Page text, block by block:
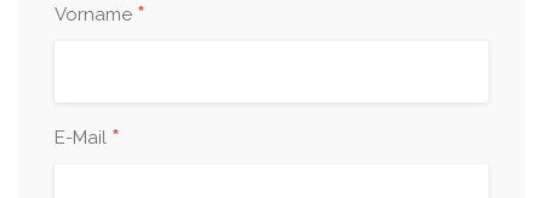
Vorname *
E-Mail *